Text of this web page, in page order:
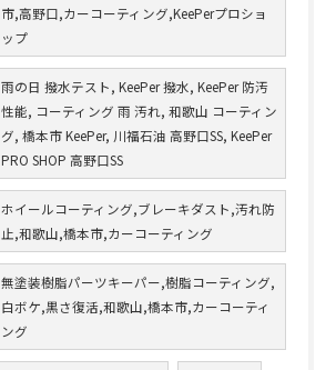
市,高野口,カーコーティング,KeePerプロショ
ップ
雨の日 撥水テスト, KeePer 撥水, KeePer 防汚
性能, コーティング 雨 汚れ, 和歌山 コーティン
グ, 橋本市 KeePer, 川福石油 高野口SS, KeePer
PRO SHOP 高野口SS
ホイールコーティング,ブレーキダスト,汚れ防
止,和歌山,橋本市,カーコーティング
無塗装樹脂パーツキーパー,樹脂コーティング,
白ボケ,黒さ復活,和歌山,橋本市,カーコーティ
ング